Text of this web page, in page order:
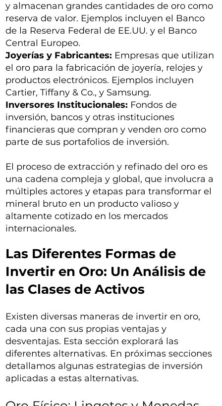
y almacenan grandes cantidades de oro como
reserva de valor. Ejemplos incluyen el Banco
de la Reserva Federal de EE.UU. y el Banco
Central Europeo.
Joyerías y Fabricantes: Empresas que utilizan
el oro para la fabricación de joyería, relojes y
productos electrónicos. Ejemplos incluyen
Cartier, Tiffany & Co., y Samsung.
Inversores Institucionales: Fondos de
inversión, bancos y otras instituciones
financieras que compran y venden oro como
parte de sus portafolios de inversión.
El proceso de extracción y refinado del oro es
una cadena compleja y global, que involucra a
múltiples actores y etapas para transformar el
mineral bruto en un producto valioso y
altamente cotizado en los mercados
internacionales.
Las Diferentes Formas de
Invertir en Oro: Un Análisis de
las Clases de Activos
Existen diversas maneras de invertir en oro,
cada una con sus propias ventajas y
desventajas. Esta sección explorará las
diferentes alternativas. En próximas secciones
detallamos algunas estrategias de inversión
aplicadas a estas alternativas.